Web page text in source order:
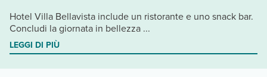
Hotel Villa Bellavista include un ristorante e uno snack bar.
Concludi la giornata in bellezza ...
LEGGI DI PIÙ